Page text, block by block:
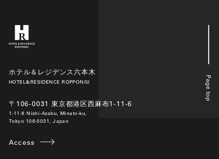
Page top
ホテル＆レジデンス六本木
HOTEL&RESIDENCE ROPPONGI
〒106-0031 東京都港区西麻布1-11-6
1-11-6 Nishi-Azabu, Minato-ku,
Tokyo 106-0031, Japan
Access